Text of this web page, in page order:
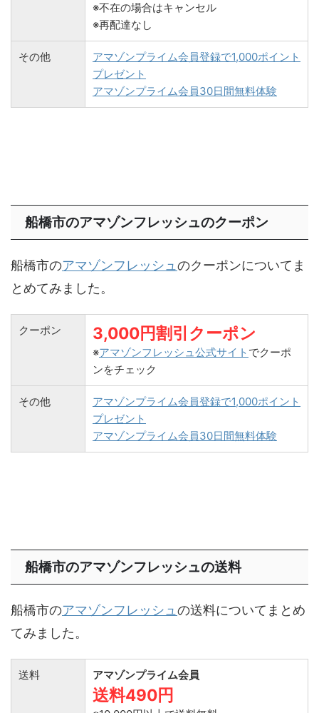
※不在の場合はキャンセル
※再配達なし
その他
アマゾンプライム会員登録で1,000ポイント
プレゼント
アマゾンプライム会員30日間無料体験
船橋市のアマゾンフレッシュのクーポン
船橋市のアマゾンフレッシュ のクーポンについてま
とめてみました。
クーポン 3,000円割引クーポン
※アマゾンフレッシュ公式サイト でクーポ
ンをチェック
その他
アマゾンプライム会員登録で1,000ポイント
プレゼント
アマゾンプライム会員30日間無料体験
船橋市のアマゾンフレッシュの送料
船橋市のアマゾンフレッシュ の送料についてまとめ
てみました。
送料 アマゾンプライム会員
送料490円